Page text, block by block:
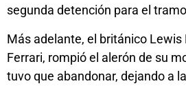
segunda detención para el
Más adelante, el británico Lewis
Ferrari, rompió el alerón de su
tuvo que abandonar, dejando a